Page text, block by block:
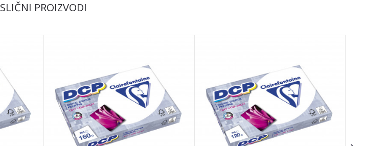
SLIČNI PROIZVODI